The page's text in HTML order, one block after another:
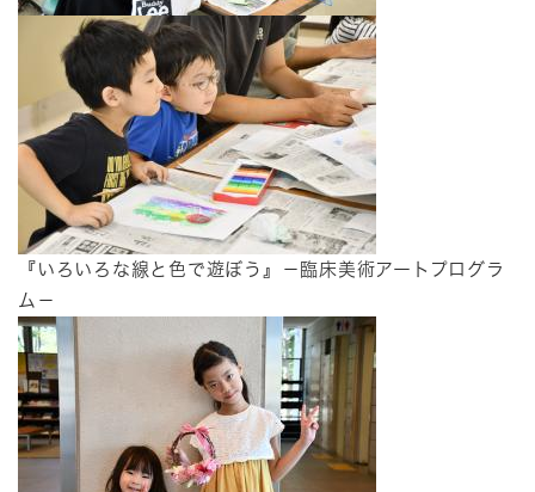
『いろいろな線と色で遊ぼう』－臨床美術アートプログラ
ム－